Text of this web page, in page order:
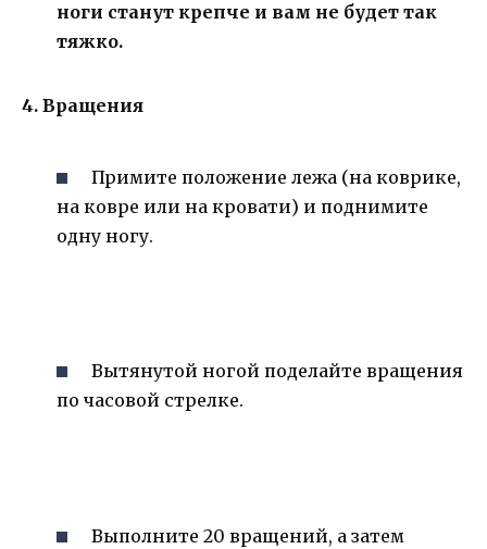
ноги станут крепче и вам не будет так
тяжко.
4. Вращения
Примите положение лежа (на коврике,
на ковре или на кровати) и поднимите
одну ногу.
Вытянутой ногой поделайте вращения
по часовой стрелке.
Выполните 20 вращений, а затем